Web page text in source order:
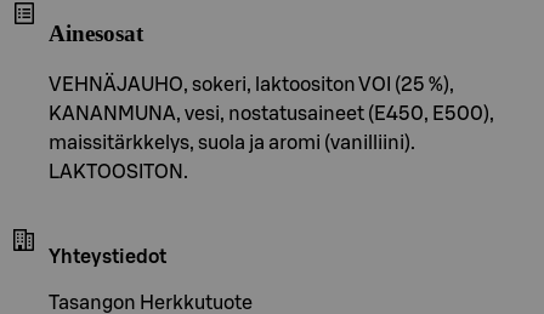
Ainesosat
VEHNÄJAUHO, sokeri, laktoositon VOI (25 %),
KANANMUNA, vesi, nostatusaineet (E450, E500),
maissitärkkelys, suola ja aromi (vanilliini).
LAKTOOSITON.
Yhteystiedot
Tasangon Herkkutuote